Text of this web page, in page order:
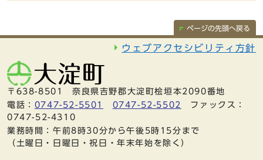
ページの先頭へ戻る
ウェブアクセシビリティ方針
〒638-8501 奈良県吉野郡大淀町桧垣本2090番地
電話： 0747-52-5501 0747-52-5502
ファックス：
0747-52-4310
業務時間：午前8時30分から午後5時15分まで
（土曜日・日曜日・祝日・年末年始を除く）